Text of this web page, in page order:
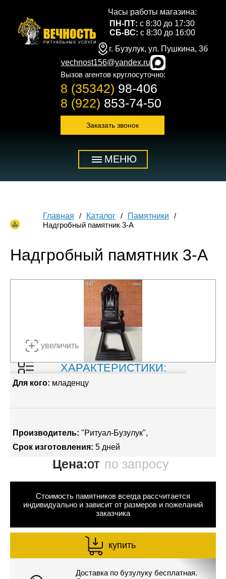
Часы работы магазина:
ПН-ПТ: с 8:30 до 17:30
СБ-ВС: с 8:30 до 16:00
г. Бузулук, ул. Пушкина, 3б
vechnost156@yandex.ru
Вызов агентов круглосуточно:
8 (35342) 98-406
8 (922) 853-74-50
Заказать звонок
МЕНЮ
Главная Каталог
Памятники
Надгробный памятник 3-А
Надгробный памятник 3-А
увеличить
ХАРАКТЕРИСТИКИ:
Для кого: младенцу
Производитель: "Ритуал-Бузулук"
Срок изготовления: 5 дней
Цена:от по запросу
Стоимость памятников всегда рассчитается
индивидуально и зависит от размеров и пожеланий
заказчика
купить
Доставка по бузулуку бесплатная.